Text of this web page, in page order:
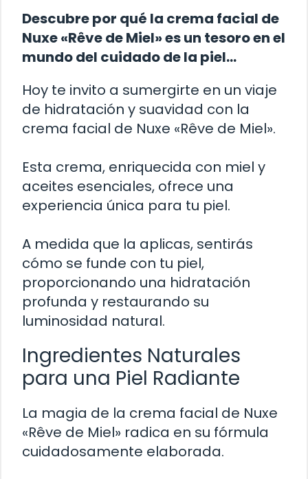
Descubre por qué la crema facial de
Nuxe «Rêve de Miel» es un tesoro en el
mundo del cuidado de la piel…
Hoy te invito a sumergirte en un viaje
de hidratación y suavidad con la
crema facial de Nuxe «Rêve de Miel».
Esta crema, enriquecida con miel y
aceites esenciales, ofrece una
experiencia única para tu piel.
A medida que la aplicas, sentirás
cómo se funde con tu piel,
proporcionando una hidratación
profunda y restaurando su
luminosidad natural.
Ingredientes Naturales
para una Piel Radiante
La magia de la crema facial de Nuxe
«Rêve de Miel» radica en su fórmula
cuidadosamente elaborada.